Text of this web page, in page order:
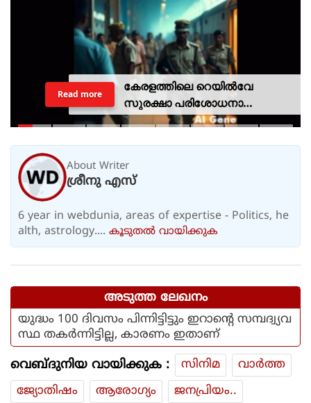
കേരളത്തിലെ റെയില്‍വേ
സുരക്ഷാ പരിശോധനാ
ദൗത്യമായ ഓപ്പറേഷന്‍
Read more
About Writer
ശ്രീനു എസ്
6 year in webdunia, areas of expertise - Politics, he
alth, astrology.... കൂടുതല്‍ വായിക്കുക
അടുത്ത ലേഖനം
യുദ്ധം 100 ദിവസം പിന്നിട്ടിട്ടും ഇറാന്റെ സമ്പദ്വ്യവ
സ്ഥ തകര്‍ന്നിട്ടില്ല, കാരണം ഇതാണ്
വെബ്ദുനിയ വായിക്കുക : സിനിമ
വാര്‍ത്ത
ജ്യോതിഷം
ആരോഗ്യം ജനപ്രിയം..